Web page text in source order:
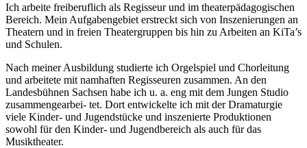
Ich arbeite freiberuflich als Regisseur und im theaterpädagogischen
Bereich. Mein Aufgabengebiet erstreckt sich von Inszenierungen an
Theatern und in freien Theatergruppen bis hin zu Arbeiten an KiTa’s
und Schulen.
Nach meiner Ausbildung studierte ich Orgelspiel und Chorleitung
und arbeitete mit namhaften Regisseuren zusammen. An den
Landesbühnen Sachsen habe ich u. a. eng mit dem Jungen Studio
zusammengearbei- tet. Dort entwickelte ich mit der Dramaturgie
viele Kinder- und Jugendstücke und inszenierte Produktionen
sowohl für den Kinder- und Jugendbereich als auch für das
Musiktheater.